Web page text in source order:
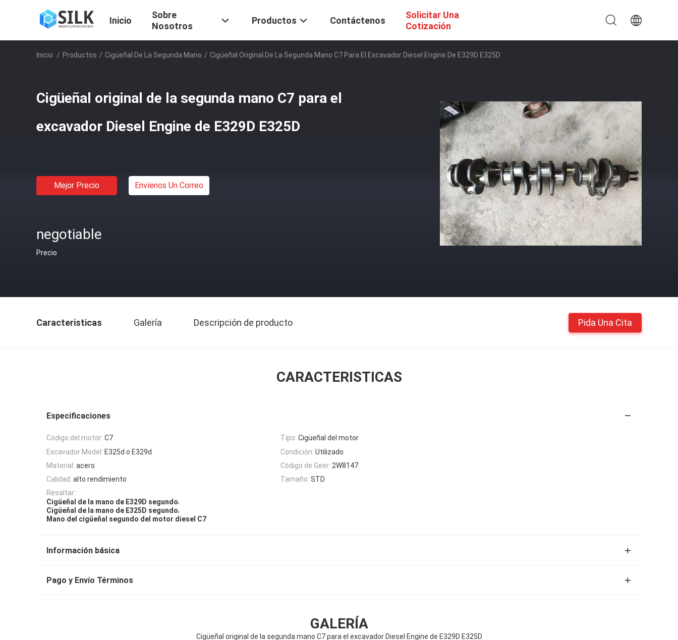
Inicio
Sobre
Nosotros
Productos Contáctenos
Solicitar Una
Cotización
Inicio / Productos / Cigüeñal De La Segunda Mano / Cigüeñal Original De La Segunda Mano C7 Para El Excavador Diesel Engine De E329D E325D
Cigüeñal original de la segunda mano C7 para el
excavador Diesel Engine de E329D E325D
Mejor Precio Envíenos Un Correo
negotiable
Precio
Caracteristicas Galería Descripción de producto Pida Una Cita
CARACTERISTICAS
Especificaciones
Código del motor: C7 Tipo: Cigüeñal del motor
Excavador Model: E325d o E329d Condición: Utilizado
Material: acero Código de Geer: 2W8147
Calidad: alto rendimiento Tamaño: STD
Resaltar:
Cigüeñal de la mano de E329D segundo,
Cigüeñal de la mano de E325D segundo,
Mano del cigüeñal segundo del motor diesel C7
Información básica
Pago y Envío Términos
GALERÍA
Cigüeñal original de la segunda mano C7 para el excavador Diesel Engine de E329D E325D